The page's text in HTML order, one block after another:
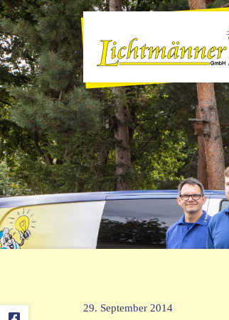
29. September 2014